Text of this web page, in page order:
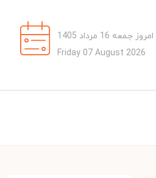
امروز جمعه 16 مرداد 1405
Friday 07 August 2026